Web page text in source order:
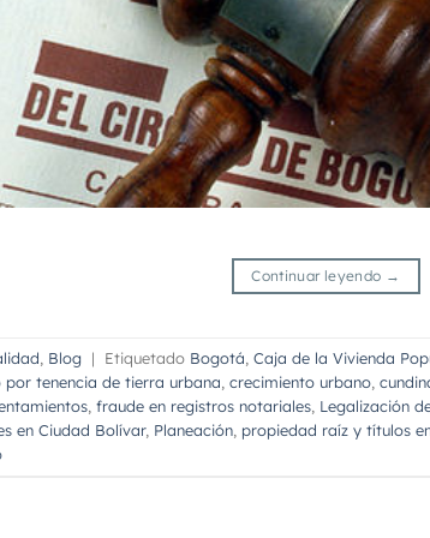
Continuar leyendo →
, Blog | Etiquetado Bogotá, Caja de la Vivienda
tenencia de tierra urbana, crecimiento urbano,
, fraude en registros notariales, Legalización
en Ciudad Bolívar, Planeación, propiedad raíz y títulos